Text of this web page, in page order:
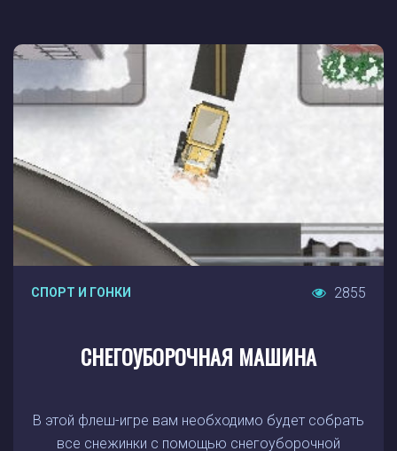
СПОРТ И ГОНКИ 2855
СНЕГОУБОРОЧНАЯ МАШИНА
В этой флеш-игре вам необходимо будет собрать
все снежинки с помощью снегоуборочной